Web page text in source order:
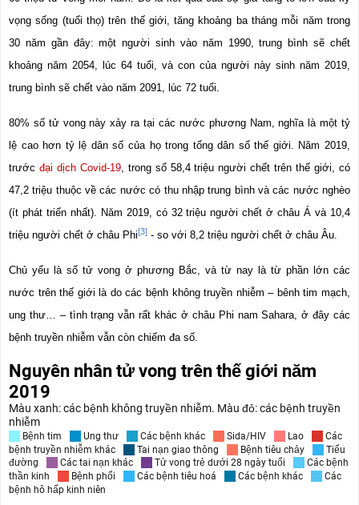
vọng sống (tuổi thọ) trên thế giới, tăng khoảng ba tháng mỗi năm trong
30 năm gần đây: một người sinh vào năm 1990, trung bình sẽ chết
khoảng năm 2054, lúc 64 tuổi, và con của người này sinh năm 2019,
trung bình sẽ chết vào năm 2091, lúc 72 tuổi.
80% số tử vong này xảy ra tại các nước phương Nam, nghĩa là một tỷ
lệ cao hơn tỷ lệ dân số của họ trong tổng dân số thế giới. Năm 2019,
trước đại dịch Covid-19, trong số 58,4 triệu người chết trên thế giới, có
47,2 triệu thuộc về các nước có thu nhập trung bình và các nước nghèo
(ít phát triển nhất). Năm 2019, có 32 triệu người chết ở châu Á và 10,4
triệu người chết ở châu Phi[3] - so với 8,2 triệu người chết ở châu Âu.
Chủ yếu là số tử vong ở phương Bắc, và từ nay là từ phần lớn các
nước trên thế giới là do các bệnh không truyền nhiễm – bênh tim mạch,
ung thư… – tình trạng vẫn rất khác ở châu Phi nam Sahara, ở đây các
bệnh truyền nhiễm vẫn còn chiếm đa số.